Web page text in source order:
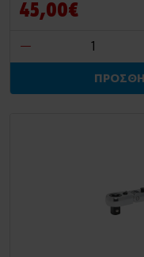
45,00€